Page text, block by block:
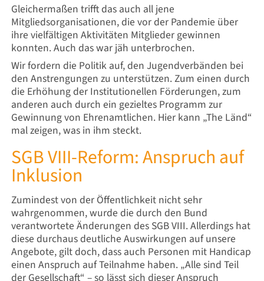
Gleichermaßen trifft das auch all jene
Mitgliedsorganisationen, die vor der Pandemie über
ihre vielfältigen Aktivitäten Mitglieder gewinnen
konnten. Auch das war jäh unterbrochen.
Wir fordern die Politik auf, den Jugendverbänden bei
den Anstrengungen zu unterstützen. Zum einen durch
die Erhöhung der Institutionellen Förderungen, zum
anderen auch durch ein gezieltes Programm zur
Gewinnung von Ehrenamtlichen. Hier kann „The Länd“
mal zeigen, was in ihm steckt.
SGB VIII-Reform: Anspruch auf
Inklusion
Zumindest von der Öffentlichkeit nicht sehr
wahrgenommen, wurde die durch den Bund
verantwortete Änderungen des SGB VIII. Allerdings hat
diese durchaus deutliche Auswirkungen auf unsere
Angebote, gilt doch, dass auch Personen mit Handicap
einen Anspruch auf Teilnahme haben. „Alle sind Teil
der Gesellschaft“ – so lässt sich dieser Anspruch